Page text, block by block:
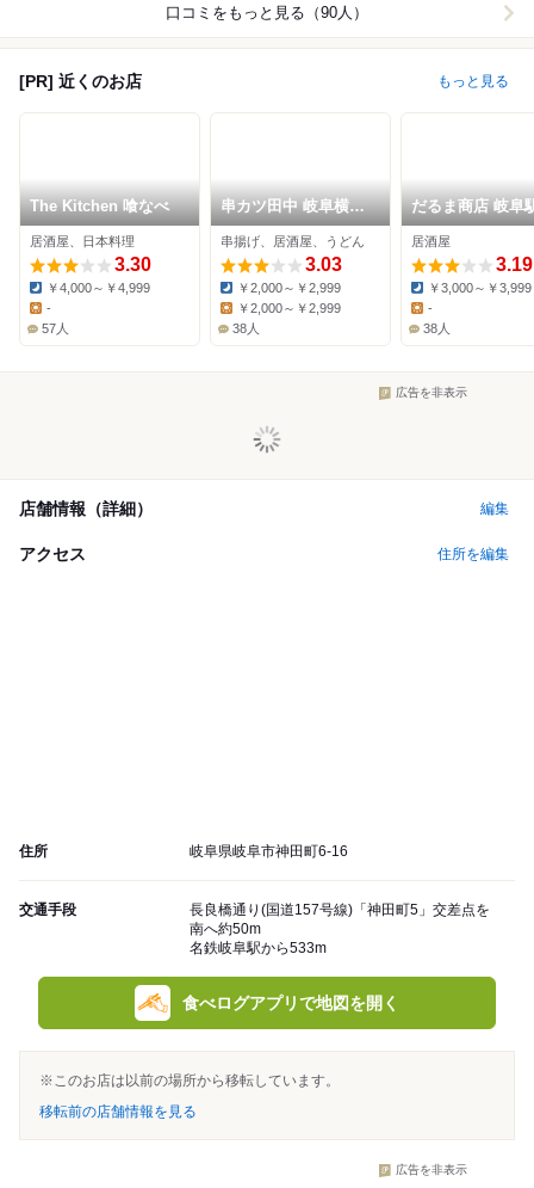
口コミをもっと見る（90人）
[PR] 近くのお店 もっと見る
The Kitchen 喰なべ
居酒屋、日本料理
3.30
Dinner:
￥4,000～￥4,999
Lunch:
-
57人
串カツ田中 岐阜横丁
店
串揚げ、居酒屋、うどん
3.03
Dinner:
￥2,000～￥2,999
Lunch:
￥2,000～￥2,999
38人
だるま商店 岐阜
居酒屋
3.19
Dinner:
￥3,000～￥3,999
Lunch:
-
38人
広告を非表示
店舗情報（詳細） 編集
アクセス 住所を編集
住所 岐阜県岐阜市神田町6-16
交通手段
長良橋通り(国道157号線)「神田町5」交差点を
南へ約50m
名鉄岐阜駅から533m
食べログアプリで地図を開く
※このお店は以前の場所から移転しています。
移転前の店舗情報を見る
広告を非表示